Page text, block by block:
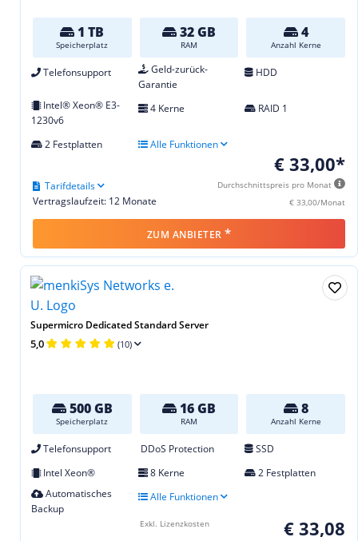
1 TB
Speicherplatz
32 GB
RAM
4
Anzahl Kerne
Telefonsupport
Geld-zurück-
Garantie
HDD
Intel® Xeon® E3-
1230v6
4 Kerne RAID 1
2 Festplatten Alle Funktionen
€ 33,00*
Durchschnittspreis pro Monat
€ 33,00/Monat
Vertragslaufzeit: 12 Monate
Tarifdetails
ZUM ANBIETER *
Supermicro Dedicated Standard Server
5,0 (10)
500 GB
Speicherplatz
16 GB
RAM
8
Anzahl Kerne
Telefonsupport DDoS Protection
SSD
Intel Xeon®
8 Kerne
2 Festplatten
Automatisches
Backup
Alle Funktionen
€ 33,08
Exkl. Lizenzkosten